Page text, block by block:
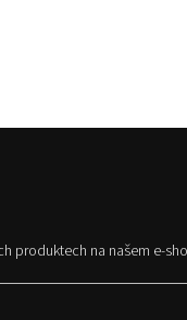
produktech na našem e-